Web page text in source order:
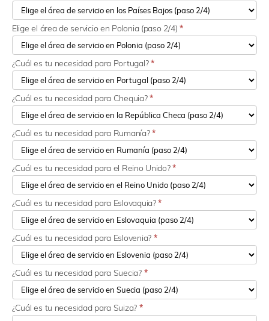
Elige el área de servicio en Polonia (paso 2/4)*
¿Cuál es tu necesidad para Portugal?*
¿Cuál es tu necesidad para Chequia?*
¿Cuál es tu necesidad para Rumanía?*
¿Cuál es tu necesidad para el Reino Unido?*
¿Cuál es tu necesidad para Eslovaquia?*
¿Cuál es tu necesidad para Eslovenia? *
¿Cuál es tu necesidad para Suecia? *
¿Cuál es tu necesidad para Suiza? *